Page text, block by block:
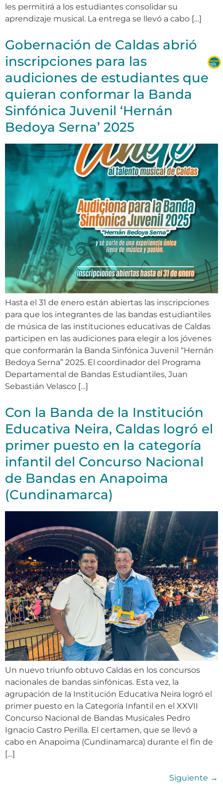
les permitirá a los estudiantes consolidar su
aprendizaje musical. La entrega se llevó a cabo […]
Gobernación de Caldas abrió
inscripciones para las
audiciones de estudiantes que
quieran conformar la Banda
Sinfónica Juvenil ‘Hernán
Bedoya Serna’ 2025
Hasta el 31 de enero están abiertas las inscripciones
para que los integrantes de las bandas estudiantiles
de música de las instituciones educativas de Caldas
participen en las audiciones para elegir a los jóvenes
que conformarán la Banda Sinfónica Juvenil “Hernán
Bedoya Serna” 2025. El coordinador del Programa
Departamental de Bandas Estudiantiles, Juan
Sebastián Velasco […]
Con la Banda de la Institución
Educativa Neira, Caldas logró el
primer puesto en la categoría
infantil del Concurso Nacional
de Bandas en Anapoima
(Cundinamarca)
Un nuevo triunfo obtuvo Caldas en los concursos
nacionales de bandas sinfónicas. Esta vez, la
agrupación de la Institución Educativa Neira logró el
primer puesto en la Categoría Infantil en el XXVII
Concurso Nacional de Bandas Musicales Pedro
Ignacio Castro Perilla. El certamen, que se llevó a
cabo en Anapoima (Cundinamarca) durante el fin de
[…]
Siguiente →